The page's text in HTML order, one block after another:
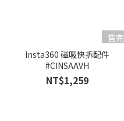
售完
Insta360 磁吸快拆配件
#CINSAAVH
NT$1,259